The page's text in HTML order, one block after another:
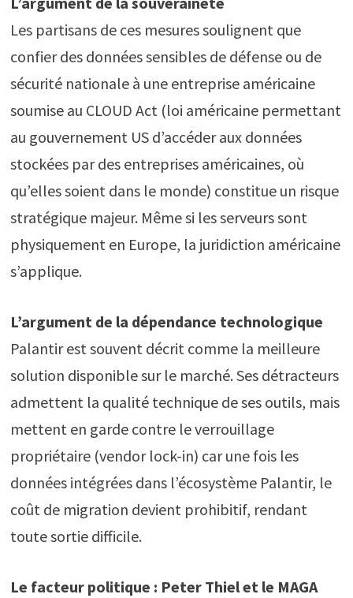
Les partisans de ces mesures soulignent que
confier des données sensibles de défense ou de
sécurité nationale à une entreprise américaine
soumise au CLOUD Act (loi américaine permettant
au gouvernement US d’accéder aux données
stockées par des entreprises américaines, où
qu’elles soient dans le monde) constitue un risque
stratégique majeur. Même si les serveurs sont
physiquement en Europe, la juridiction américaine
s’applique.
L’argument de la dépendance technologique
Palantir est souvent décrit comme la meilleure
solution disponible sur le marché. Ses détracteurs
admettent la qualité technique de ses outils, mais
mettent en garde contre le verrouillage
propriétaire (vendor lock-in) car une fois les
données intégrées dans l’écosystème Palantir, le
coût de migration devient prohibitif, rendant
toute sortie difficile.
Le facteur politique : Peter Thiel et le MAGA